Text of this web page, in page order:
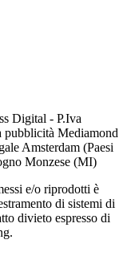
Digital - P.Iva
Mediamond
Amsterdam (Paesi
Monzese (MI)
e/o riprodotti è
di sistemi di
divieto espresso di